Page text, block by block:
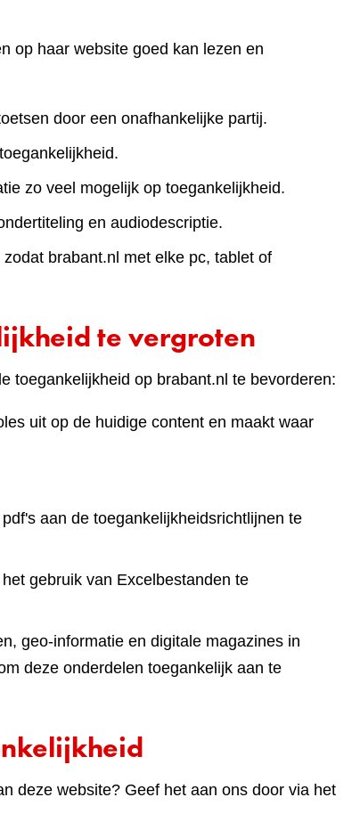
op haar website goed kan lezen en
door een onafhankelijke partij.
zo veel mogelijk op toegankelijkheid.
en audiodescriptie.
brabant.nl met elke pc, tablet of
te vergroten
toegankelijkheid op brabant.nl te bevorderen:
uit op de huidige content en maakt waar
aan de toegankelijkheidsrichtlijnen te
gebruik van Excelbestanden te
geo-informatie en digitale magazines in
deze onderdelen toegankelijk aan te
deze website? Geef het aan ons door via het